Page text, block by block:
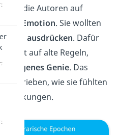
die Autoren auf
Emotion. Sie wollten
frei ausdrücken. Dafür
nicht auf alte Regeln,
eigenes Genie. Das
schrieben, wie sie fühlten